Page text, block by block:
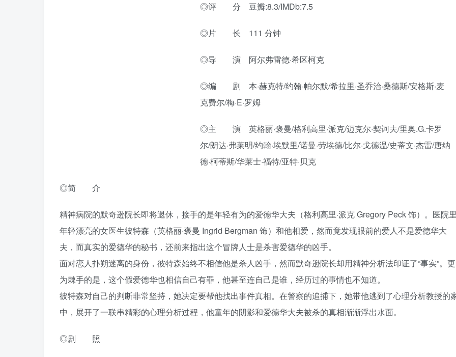
◎评 分 豆瓣:8.3/IMDb:7.5
◎片 长 111 分钟
◎导 演 阿尔弗雷德·希区柯克
◎编 剧 本·赫克特/约翰·帕尔默/希拉里·圣乔治·桑德斯/安格斯·麦
克费尔/梅·E·罗姆
◎主 演 英格丽·褒曼/格利高里·派克/迈克尔·契诃夫/里奥.G.卡罗
尔/朗达·弗莱明/约翰·埃默里/诺曼·劳埃德/比尔·戈德温/史蒂文·杰雷/唐纳
德·柯蒂斯/华莱士·福特/亚特·贝克
◎简 介
精神病院的默奇逊院长即将退休，接手的是年轻有为的爱德华大夫（格利高里·派克 Gregory Peck 饰）。医院里
年轻漂亮的女医生彼特森（英格丽·褒曼 Ingrid Bergman 饰）和他相爱，然而竟发现眼前的爱人不是爱德华大
夫，而真实的爱德华的秘书，还前来指出这个冒牌人士是杀害爱德华的凶手。
面对恋人扑朔迷离的身份，彼特森始终不相信他是杀人凶手，然而默奇逊院长却用精神分析法印证了“事实”。更
为棘手的是，这个假爱德华也相信自己有罪，他甚至连自己是谁，经历过的事情也不知道。
彼特森对自己的判断非常坚持，她决定要帮他找出事件真相。在警察的追捕下，她带他逃到了心理分析教授的
中，展开了一联串精彩的心理分析过程，他童年的阴影和爱德华大夫被杀的真相渐渐浮出水面。
◎剧 照